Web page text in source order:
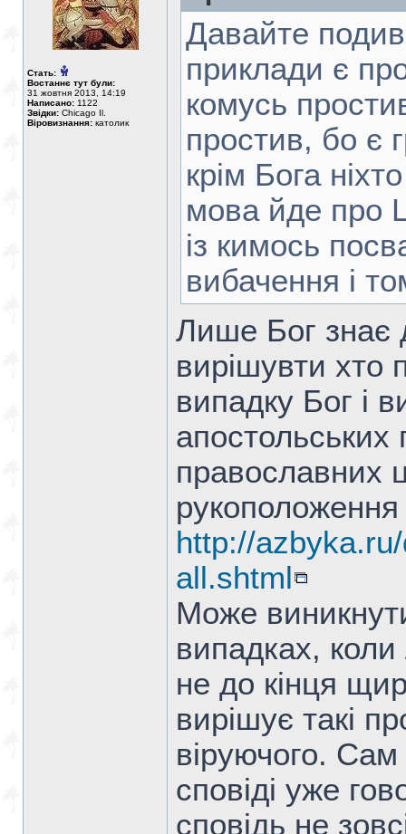
Стать:
Востаннє тут були:
31 жовтня 2013, 14:19
Написано: 1122
Звідки: Chicago Il.
Віровизнання: католик
Давайте
приклади є
комусь
простив, бо є
крім Бога
мова йде про
із кимось
вибачення і
Лише Бог
вирішувти хто
випадку Бог і
апостольських
православних
рукоположення
http://
all.shtml
Може
випадках, коли
не до кінця
вирішує такі
віруючого.
сповіді уже
сповідь не